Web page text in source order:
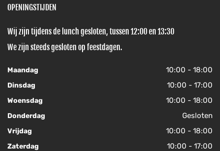
OPENINGSTIJDEN
Wij zijn tijdens de lunch gesloten, tussen 12:00 en 13:30
We zijn steeds gesloten op feestdagen.
Maandag 10:00 - 18:00
Dinsdag 10:00 - 17:00
Woensdag 10:00 - 18:00
Donderdag Gesloten
Vrijdag 10:00 - 18:00
Zaterdag 10:00 - 17:00